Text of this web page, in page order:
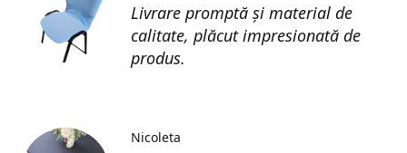
Livrare promptă și material de
calitate, plăcut impresionată de
produs.
Nicoleta